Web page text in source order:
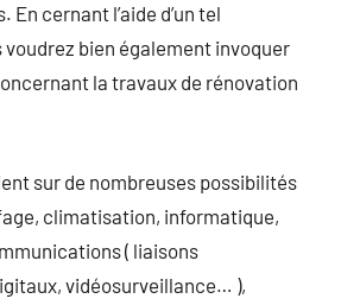
En cernant l’aide d’un tel
voudrez bien également invoquer
la travaux de rénovation
sur de nombreuses possibilités
climatisation, informatique,
( liaisons
vidéosurveillance… ),